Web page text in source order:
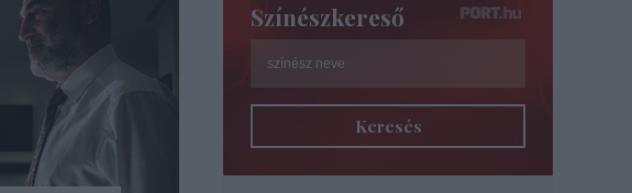
Színészkereső
Keresés